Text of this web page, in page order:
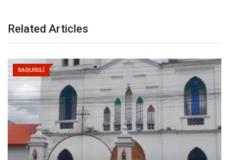
Related Articles
SAQUISILÍ